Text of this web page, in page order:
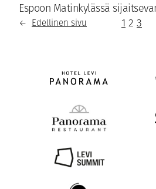
Espoon Matinkylässä
← Edellinen sivu 1 2 3